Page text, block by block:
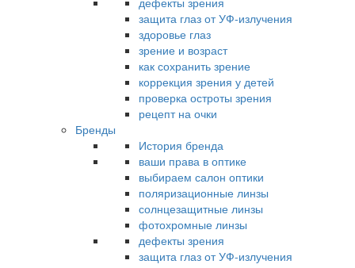
защита глаз от УФ-излучения
здоровье глаз
зрение и возраст
как сохранить зрение
коррекция зрения у детей
проверка остроты зрения
рецепт на очки
Бренды
История бренда
ваши права в оптике
выбираем салон оптики
поляризационные линзы
солнцезащитные линзы
фотохромные линзы
дефекты зрения
защита глаз от УФ-излучения